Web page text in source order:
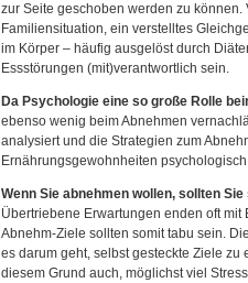
zur Seite geschoben werden zu können.
Familiensituation, ein verstelltes
im Körper – häufig ausgelöst durch
Essstörungen (mit)verantwortlich sein.
Da Psychologie eine so große Rolle
ebenso wenig beim Abnehmen
analysiert und die Strategien zum
Ernährungsgewohnheiten
Wenn Sie abnehmen wollen, sollten
Übertriebene Erwartungen enden oft mit
Abnehm-Ziele sollten somit tabu sein.
es darum geht, selbst gesteckte Ziele zu
diesem Grund auch, möglichst viel